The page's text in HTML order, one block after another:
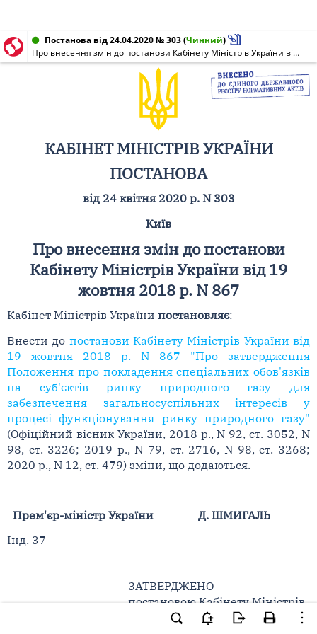
Постанова від 24.04.2020 № 303(Чинний)
Про внесення змін до постанови Кабінету Міністрів України від 19 жовтня 2018 р. N 867